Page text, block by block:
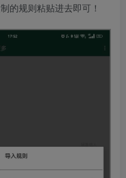
的规则粘贴进去即可！